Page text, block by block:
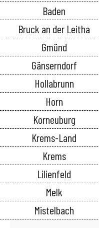
Baden
Bruck an der Leitha
Gmünd
Gänserndorf
Hollabrunn
Horn
Korneuburg
Krems-Land
Krems
Lilienfeld
Melk
Mistelbach